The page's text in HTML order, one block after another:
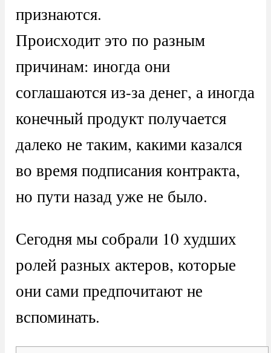
признаются.
Происходит это по разным
причинам: иногда они
соглашаются из-за денег, а иногда
конечный продукт получается
далеко не таким, какими казался
во время подписания контракта,
но пути назад уже не было.
Сегодня мы собрали 10 худших
ролей разных актеров, которые
они сами предпочитают не
вспоминать.